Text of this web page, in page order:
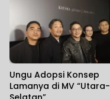
Ungu Adopsi Konsep
Lamanya di MV “Utara-